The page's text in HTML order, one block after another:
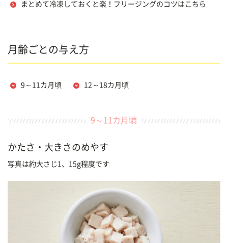
まとめて冷凍しておくと楽！フリージングのコツはこちら
月齢ごとの与え方
9～11カ月頃 12～18カ月頃
9～11カ月頃
かたさ・大きさのめやす
写真は約大さじ1、15g程度です